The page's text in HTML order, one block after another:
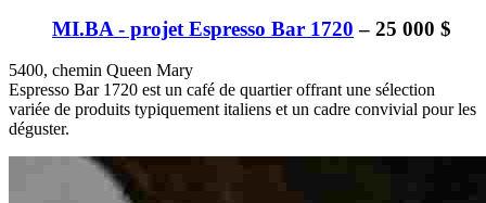
MI.BA - projet Espresso Bar 1720 – 25 000 $
5400, chemin Queen Mary
Espresso Bar 1720 est un café de quartier offrant une sélection
variée de produits typiquement italiens et un cadre convivial pour les
déguster.